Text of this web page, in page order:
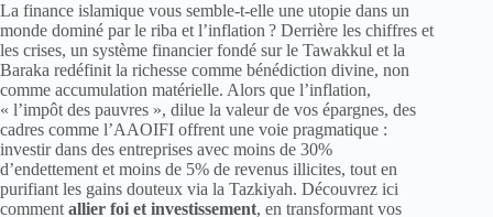
La finance islamique vous semble-t-elle une utopie dans un
monde dominé par le riba et l’inflation ? Derrière les chiffres et
les crises, un système financier fondé sur le Tawakkul et la
Baraka redéfinit la richesse comme bénédiction divine, non
comme accumulation matérielle. Alors que l’inflation,
« l’impôt des pauvres », dilue la valeur de vos épargnes, des
cadres comme l’AAOIFI offrent une voie pragmatique :
investir dans des entreprises avec moins de 30%
d’endettement et moins de 5% de revenus illicites, tout en
purifiant les gains douteux via la Tazkiyah. Découvrez ici
comment allier foi et investissement, en transformant vos